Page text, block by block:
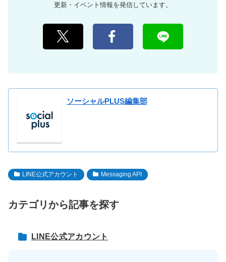
更新・イベント情報を発信しています。
ソーシャルPLUS編集部
LINE公式アカウント Messaging API
カテゴリから記事を探す
LINE公式アカウント